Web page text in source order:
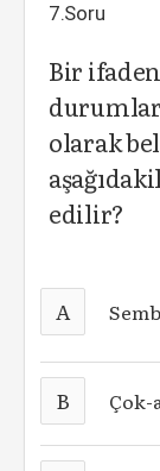
7.Soru
Bir
olarak
edilir?
A
B Çok-